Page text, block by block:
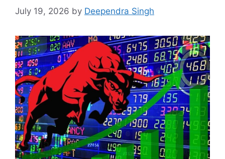
July 19, 2026 by Deependra Singh